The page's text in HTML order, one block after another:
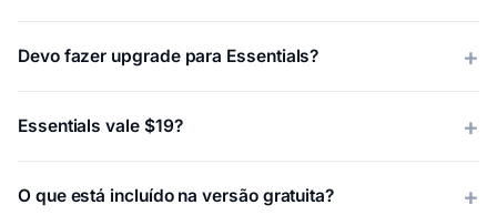
Devo fazer upgrade para Essentials?
Essentials vale $19?
O que está incluído na versão gratuita?